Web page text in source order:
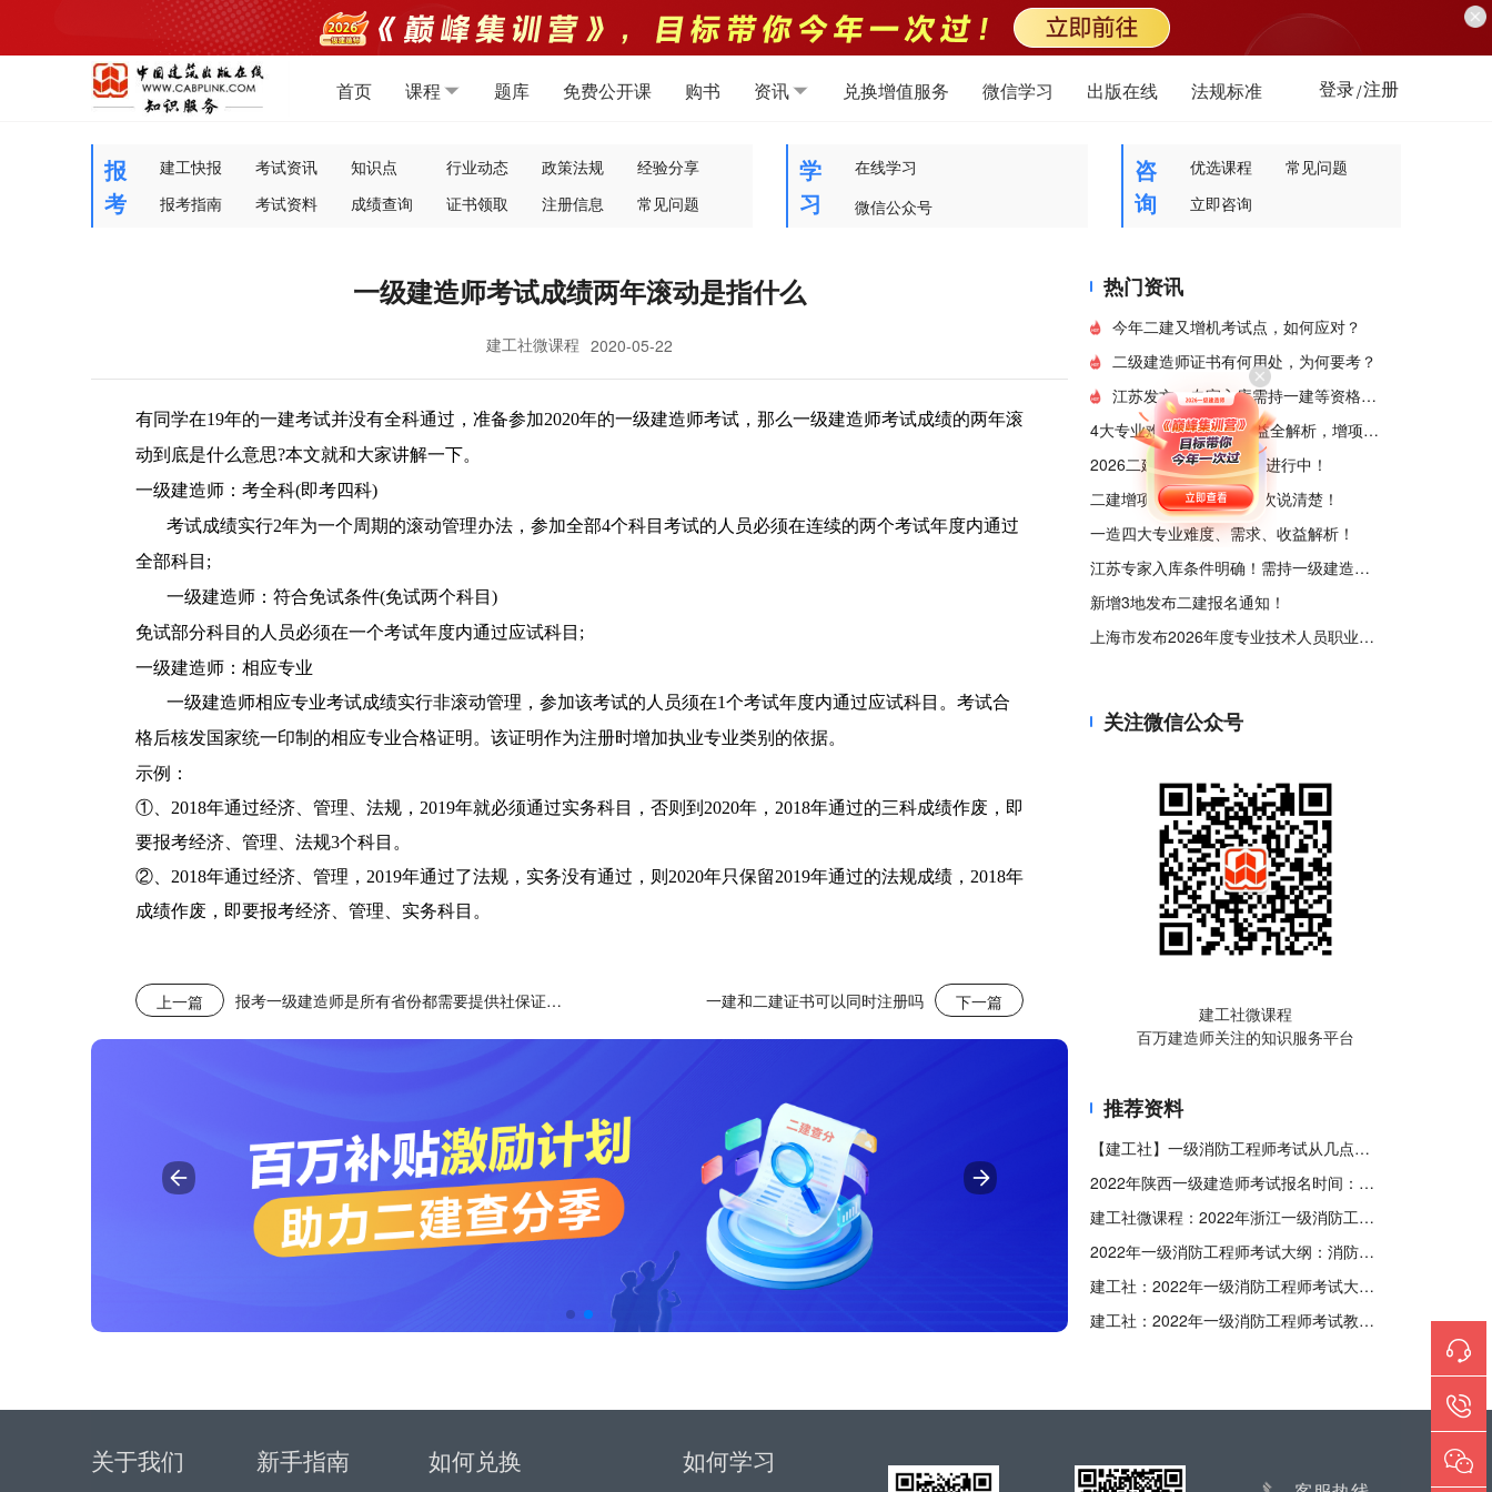
首页 课程 题库 免费公开课 购书 资讯 兑换增值服务 微信学习 出版在线 法规标准 登录/注册
报
考
建工快报 考试资讯 知识点 行业动态 政策法规
经验分享
报考指南
考试资料 成绩查询 证书领取 注册信息 常见问题
学
习
在线学习
微信公众号
咨
询
优选课程
常见问题
立即咨询
一级建造师考试成绩两年滚动是指什么
建工社微课程 2020-05-22
有同学在19年的一建考试并没有全科通过，准备参加2020年的一级建造师考试 ，那么一级建造师考试成绩的两年滚
动到底是什么意思?本文就和大家讲解一下。
一级建造师：考全科(即考四科)
考试成绩实行2年为一个周期的滚动管理办法，参加全部4个科目考试的人员必须在连续的两个考试年度内通过
全部科目;
一级建造师：符合免试条件(免试两个科目)
免试部分科目的人员必须在一个考试年度内通过应试科目 ;
一级建造师：相应专业
一级建造师相应专业考试成绩实行非滚动管理，参加该考试的人员须在1个考试年度内通过应试科目。考试合
格后核发国家统一印制的相应专业合格证明。该证明作为注册时增加执业专业类别的依据。
示例：
①、2018年通过经济、管理、法规，2019年就必须通过实务科目，否则到2020年，2018年通过的三科成绩作废，即
要报考经济、管理、法规3个科目。
②、2018年通过经济、管理，2019年通过了法规，实务没有通过，则2020年只保留2019年通过的法规成绩，2018年
成绩作废，即要报考经济、管理、实务科目 。
上一篇 报考一级建造师是所有省份都需要提供社保证明吗? 一建和二建证书可以同时注册吗 下一篇
热门资讯
今年二建又增机考试点，如何应对？
二级建造师证书有何用处，为何要考？
江苏发文：专家入库需持一建等资格证书！
4大专业难度、前景、收益全解析，增项这样组合最值钱！
2026二建全国大模考火热进行中！
二建增项越多越好吗？一次说清楚！
一造四大专业难度、需求、收益解析！
江苏专家入库条件明确！需持一级建造师等证书！
新增3地发布二建报名通知！
上海市发布2026年度专业技术人员职业资格考试工作计划
关注微信公众号
建工社微课程
百万建造师关注的知识服务平台
推荐资料
【建工社】一级消防工程师考试从几点考到几点?
2022年陕西一级建造师考试报名时间：9月19日-26日
建工社微课程：2022年浙江一级消防工程师考试考生防疫须知
2022年一级消防工程师考试大纲：消防安全技术综合能力
建工社：2022年一级消防工程师考试大纲：消防安全案例分析
建工社：2022年一级消防工程师考试教材《消防安全案例分析》
关于我们 新手指南 如何兑换 如何学习